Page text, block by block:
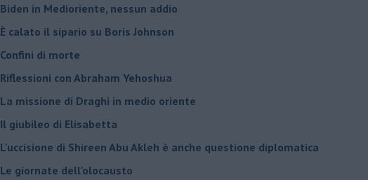
Biden in Medioriente, nessun addio
È calato il sipario su Boris Johnson
Confini di morte
Riflessioni con Abraham Yehoshua
La missione di Draghi in medio oriente
Il giubileo di Elisabetta
L'uccisione di Shireen Abu Akleh è anche questione diplomatica
Le giornate dell'olocausto